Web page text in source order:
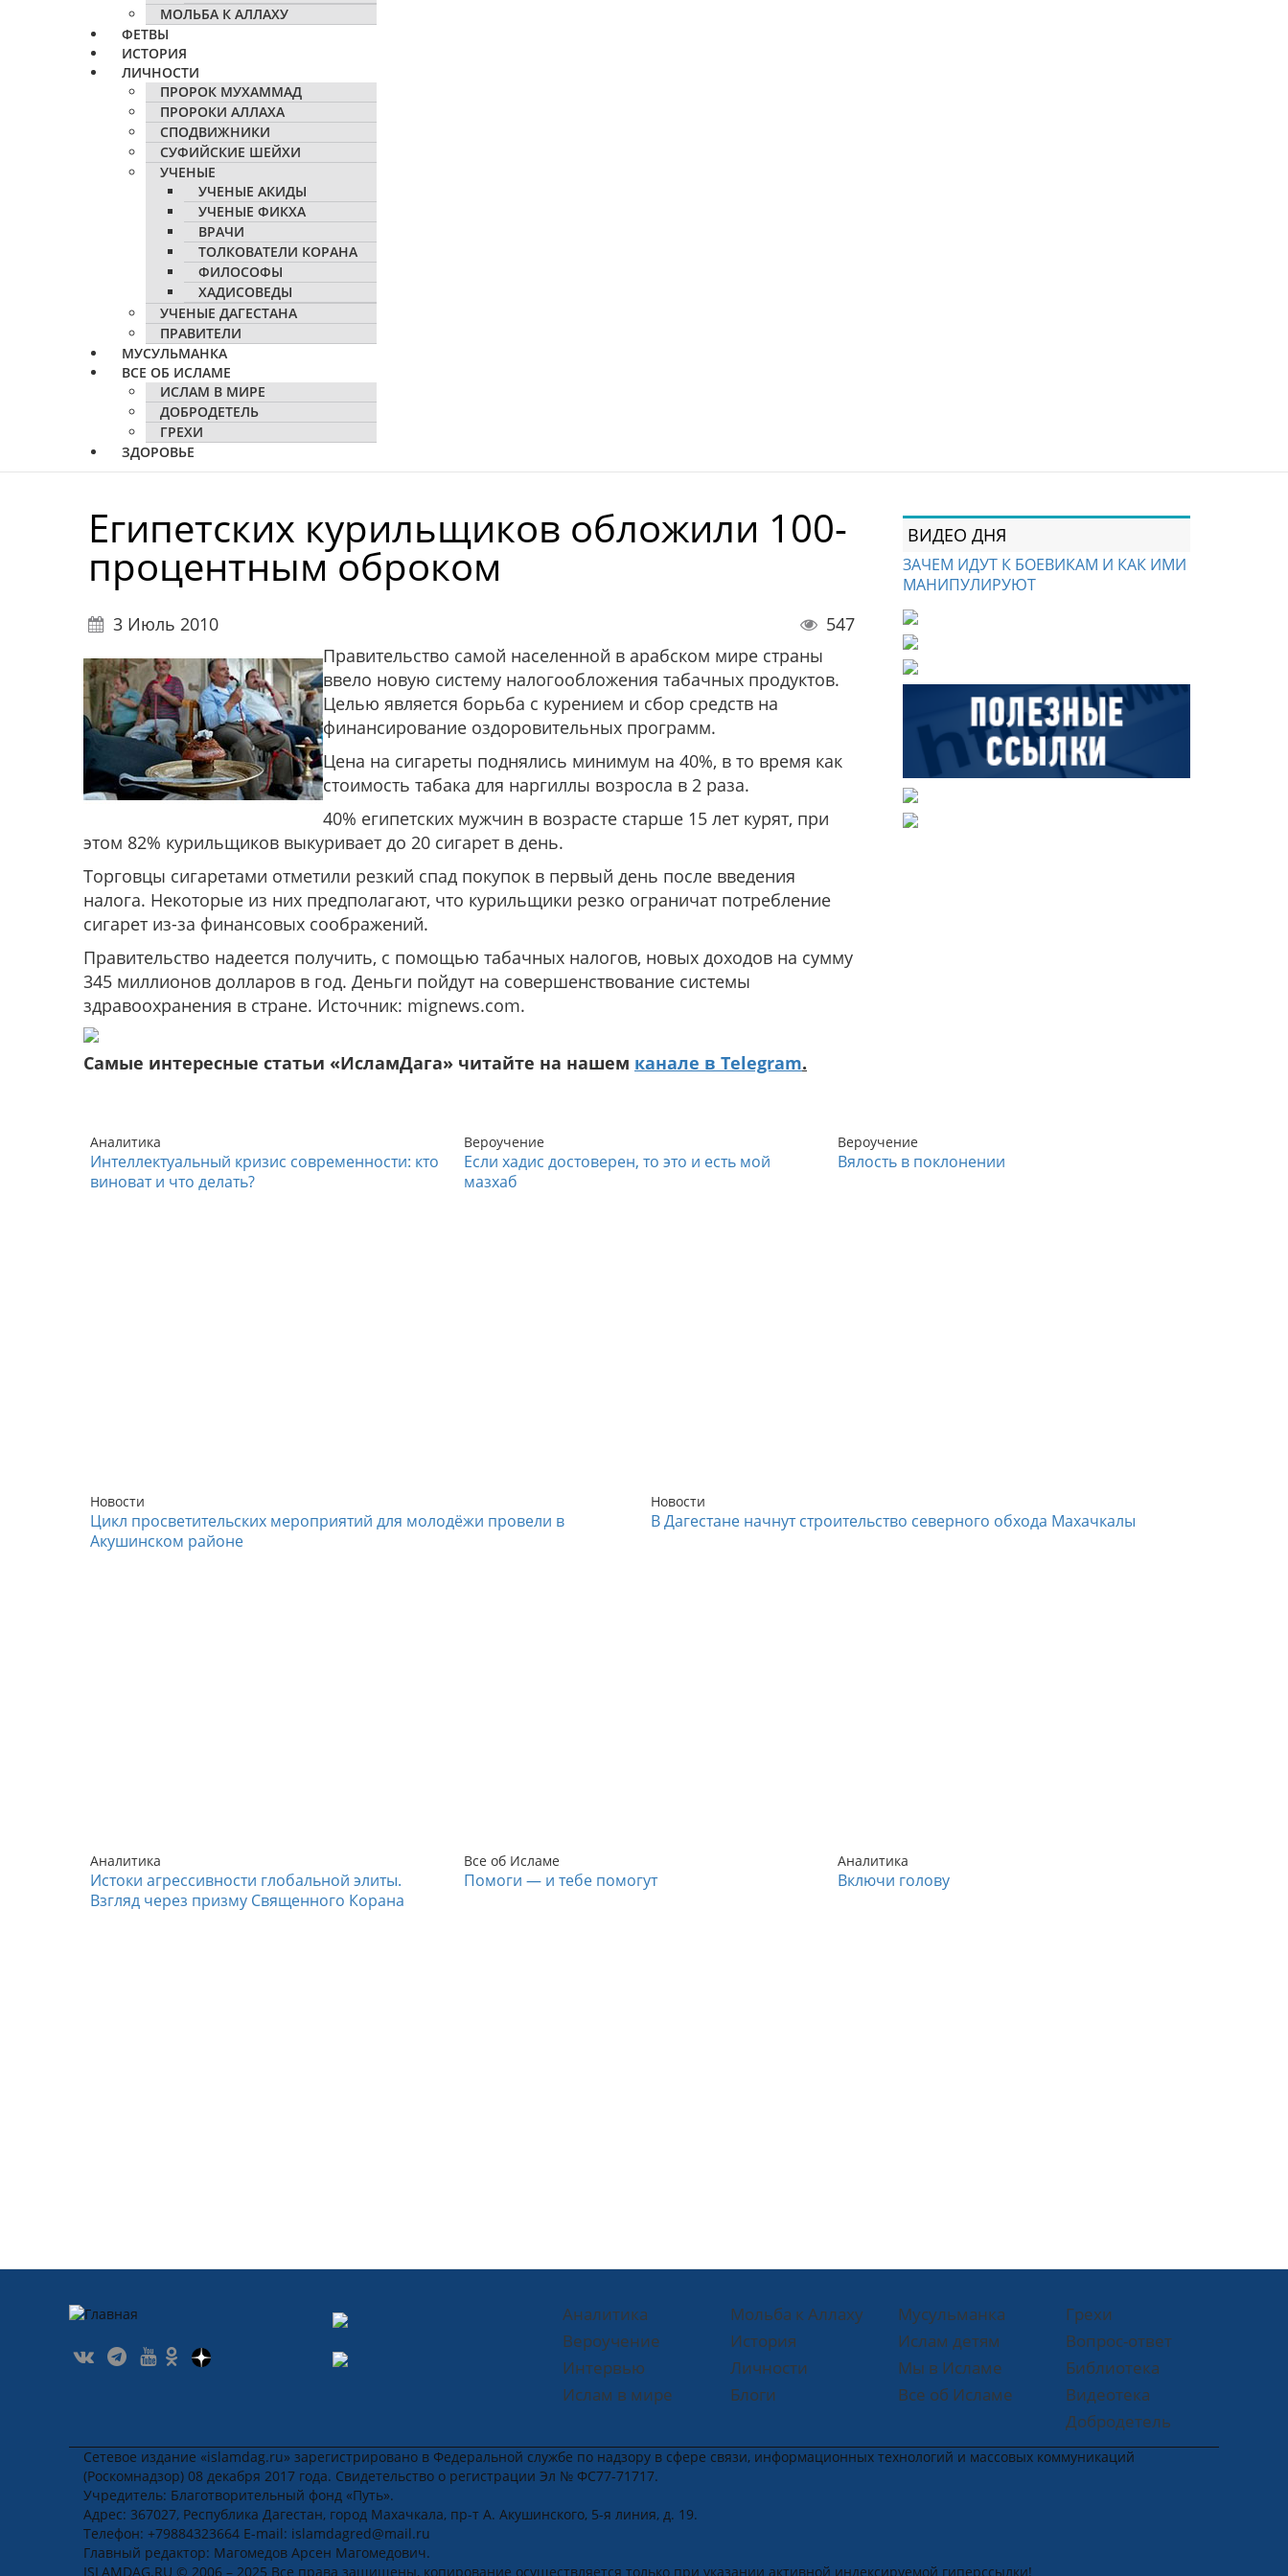
МОЛЬБА К АЛЛАХУ
ФЕТВЫ
ИСТОРИЯ
ЛИЧНОСТИ
ПРОРОК МУХАММАД
ПРОРОКИ АЛЛАХА
СПОДВИЖНИКИ
СУФИЙСКИЕ ШЕЙХИ
УЧЕНЫЕ
УЧЕНЫЕ АКИДЫ
УЧЕНЫЕ ФИКХА
ВРАЧИ
ТОЛКОВАТЕЛИ КОРАНА
ФИЛОСОФЫ
ХАДИСОВЕДЫ
УЧЕНЫЕ ДАГЕСТАНА
ПРАВИТЕЛИ
МУСУЛЬМАНКА
ВСЕ ОБ ИСЛАМЕ
ИСЛАМ В МИРЕ
ДОБРОДЕТЕЛЬ
ГРЕХИ
ЗДОРОВЬЕ
Египетских курильщиков обложили 100-
процентным оброком
3 Июль 2010
547
Правительство самой населенной в арабском мире страны
ввело новую систему налогообложения табачных продуктов.
Целью является борьба с курением и сбор средств на
финансирование оздоровительных программ.
Цена на сигареты поднялись минимум на 40%, в то время как
стоимость табака для наргиллы возросла в 2 раза.
40% египетских мужчин в возрасте старше 15 лет курят, при
этом 82% курильщиков выкуривает до 20 сигарет в день.
Торговцы сигаретами отметили резкий спад покупок в первый день после введения
налога. Некоторые из них предполагают, что курильщики резко ограничат потребление
сигарет из-за финансовых соображений.
Правительство надеется получить, с помощью табачных налогов, новых доходов на сумму
345 миллионов долларов в год. Деньги пойдут на совершенствование системы
здравоохранения в стране. Источник: mignews.com.
Самые интересные статьи «ИсламДага» читайте на нашем канале в Telegram.
ВИДЕО ДНЯ
ЗАЧЕМ ИДУТ К БОЕВИКАМ И КАК ИМИ
МАНИПУЛИРУЮТ
Аналитика
Интеллектуальный кризис современности: кто
виноват и что делать?
Вероучение
Если хадис достоверен, то это и есть мой
мазхаб
Вероучение
Вялость в поклонении
Новости
Цикл просветительских мероприятий для молодёжи провели в
Акушинском районе
Новости
В Дагестане начнут строительство северного обхода Махачкалы
Аналитика
Истоки агрессивности глобальной элиты.
Взгляд через призму Священного Корана
Все об Исламе
Помоги — и тебе помогут
Аналитика
Включи голову
Аналитика
Вероучение
Интервью
Ислам в мире
Мольба к Аллаху
История
Личности
Блоги
Мусульманка
Ислам детям
Мы в Исламе
Все об Исламе
Грехи
Вопрос-ответ
Библиотека
Видеотека
Добродетель
Сетевое издание «islamdag.ru» зарегистрировано в Федеральной службе по надзору в сфере связи, информационных технологий и массовых коммуникаций
(Роскомнадзор) 08 декабря 2017 года. Свидетельство о регистрации Эл № ФС77-71717.
Учредитель: Благотворительный фонд «Путь».
Адрес: 367027, Республика Дагестан, город Махачкала, пр-т А. Акушинского, 5-я линия, д. 19.
Телефон: +79884323664 E-mail: islamdagred@mail.ru
Главный редактор: Магомедов Арсен Магомедович.
ISLAMDAG.RU © 2006 – 2025 Все права защищены, копирование осуществляется только при указании активной индексируемой гиперссылки!